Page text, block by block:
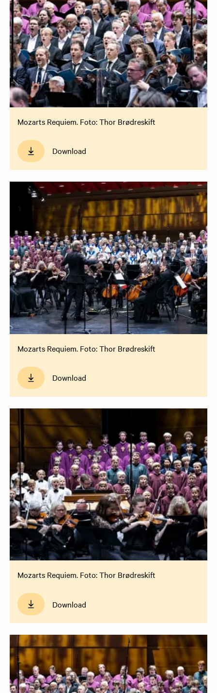
Mozarts Requiem. Foto: Thor Brødreskift
Download
Mozarts Requiem. Foto: Thor Brødreskift
Download
Mozarts Requiem. Foto: Thor Brødreskift
Download